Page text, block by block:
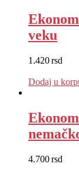
veku
1.420rsd
Dodaj u
4.700rsd